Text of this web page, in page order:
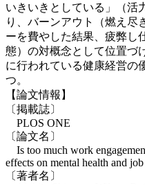
いきいきとしている」（活
り、バーンアウト（燃え尽
ーを費やした結果、疲弊し
態）の対概念として位置づ
に行われている健康経営の
つ。
【論文情報】
〔掲載誌〕
PLOS ONE
〔論文名〕
Is too much work
effects on mental health and
〔著者名〕